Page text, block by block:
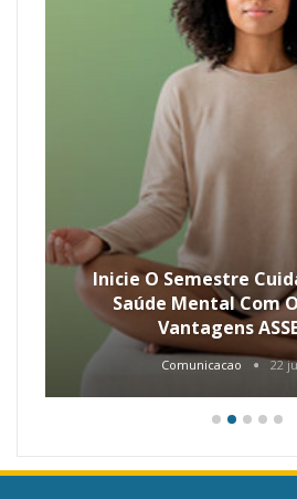
Inicie O Semestre
Saúde Mental Com
Vantagens
Comunicacao 22